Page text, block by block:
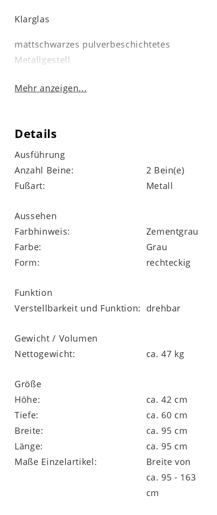
Klarglas
mattschwarzes pulverbeschichtetes
Metallgestell
3 mm starke Keramikplatte auf 6 mm
starkem Glas verklebt
untere Glasplatte 10 mm stark
Maßeca. 95-163 x 42 x 60 cm (BxHxT)
in fünf verschiedenen Ausführungen
obere Platte drehbar
Mehr anzeigen...
Details
Ausführung
Anzahl Beine:
2 Bein(e)
Fußart:
Metall
Aussehen
Farbhinweis:
Zementgrau
Farbe:
Grau
Form:
rechteckig
Funktion
Verstellbarkeit und Funktion: drehbar
Gewicht / Volumen
Nettogewicht:
ca. 47 kg
Größe
Höhe:
ca. 42 cm
Tiefe:
ca. 60 cm
Breite:
ca. 95 cm
Länge:
ca. 95 cm
Maße Einzelartikel:
Breite von
ca. 95 - 163
cm